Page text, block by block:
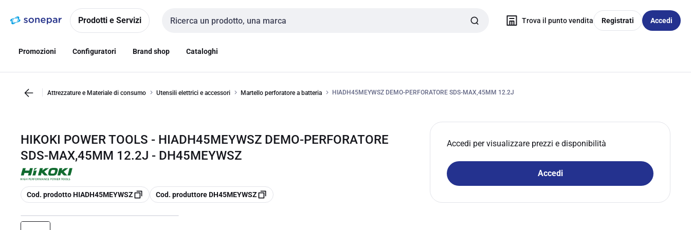
navigazionealla
Prodotti e Servizi
Cerca input
Trova il punto vendita Registrati Accedi
Promozioni Configuratori Brand shop Cataloghi
Attrezzature e Materiale di consumo Utensili elettrici e accessori Martello perforatore a batteria HIADH45MEYWSZ DEMO-PERFORATORE SDS-MAX,45MM 12.2J
HIKOKI POWER TOOLS - HIADH45MEYWSZ DEMO-PERFORATORE
SDS-MAX,45MM 12.2J - DH45MEYWSZ
copia
Cod. prodotto HIADH45MEYWSZ copia
Cod. produttore DH45MEYWSZ
Accedi per visualizzare prezzi e disponibilità
Accedi